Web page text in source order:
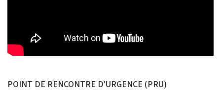
POINT DE RENCONTRE D'URGENCE (PRU)